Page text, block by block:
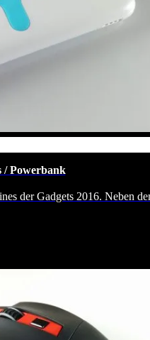
/ Powerbank
der Gadgets 2016. Neben